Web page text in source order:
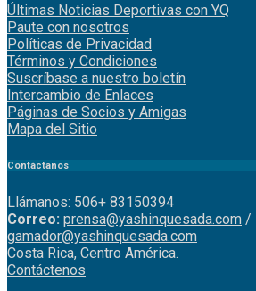
Últimas Noticias Deportivas con YQ
Paute con nosotros
Políticas de Privacidad
Términos y Condiciones
Suscríbase a nuestro boletín
Intercambio de Enlaces
Páginas de Socios y Amigas
Mapa del Sitio
Contáctanos
Llámanos: 506+ 83150394
Correo: prensa@yashinquesada.com /
gamador@yashinquesada.com
Costa Rica, Centro América.
Contáctenos